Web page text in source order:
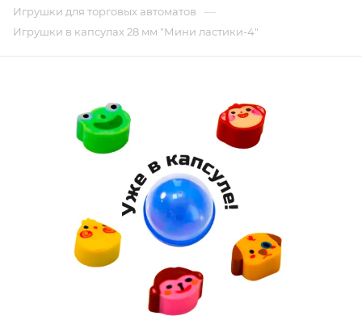
Игрушки для торговых автоматов —
Игрушки в капсулах 28 мм "Мини ластики-4"